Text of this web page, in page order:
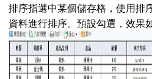
排序指選中某個儲存格，使用排
資料進行排序。預設勾選，效果